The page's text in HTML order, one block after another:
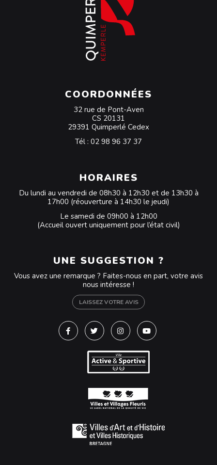
COORDONNÉES
32 rue de Pont-Aven
CS 20131
29391 Quimperlé Cedex
Tél : 02 98 96 37 37
HORAIRES
Du lundi au vendredi de 08h30 à 12h30 et de 13h30 à
17h00 (réouverture à 14h30 le jeudi)
Le samedi de 09h00 à 12h00
(Accueil ouvert uniquement pour l’état civil)
UNE SUGGESTION ?
Vous avez une remarque ? Faites-nous en part, votre avis
nous intéresse !
LAISSEZ VOTRE AVIS
Lien vers le compte Facebook
Lien vers le compte Twitter
Lien vers le compte
Lien vers la chaîne